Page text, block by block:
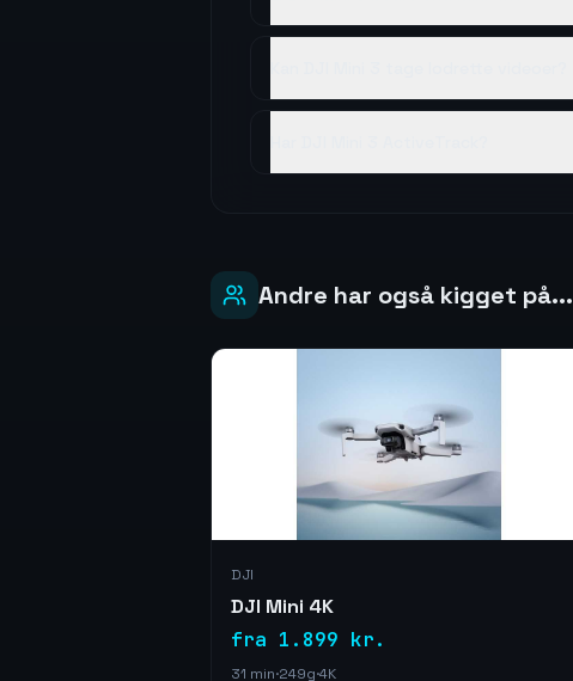
Andre har også kigget på...
DJI
DJI Mini 4K
fra 1.899 kr.
31 min·249g·4K